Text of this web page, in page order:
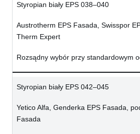
Styropian biały EPS 038–040
Austrotherm EPS Fasada, Swisspor
Therm Expert
Rozsądny wybór przy standardowym
Styropian biały EPS 042–045
Yetico Alfa, Genderka EPS Fasada,
Fasada